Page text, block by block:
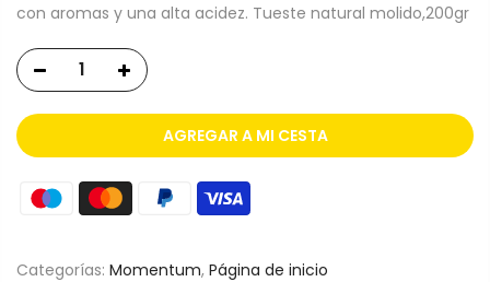
con aromas y una alta acidez. Tueste natural molido,200gr
AGREGAR A MI CESTA
Categorías: Momentum, Página de inicio